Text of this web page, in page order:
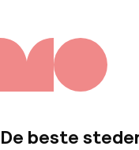
De beste